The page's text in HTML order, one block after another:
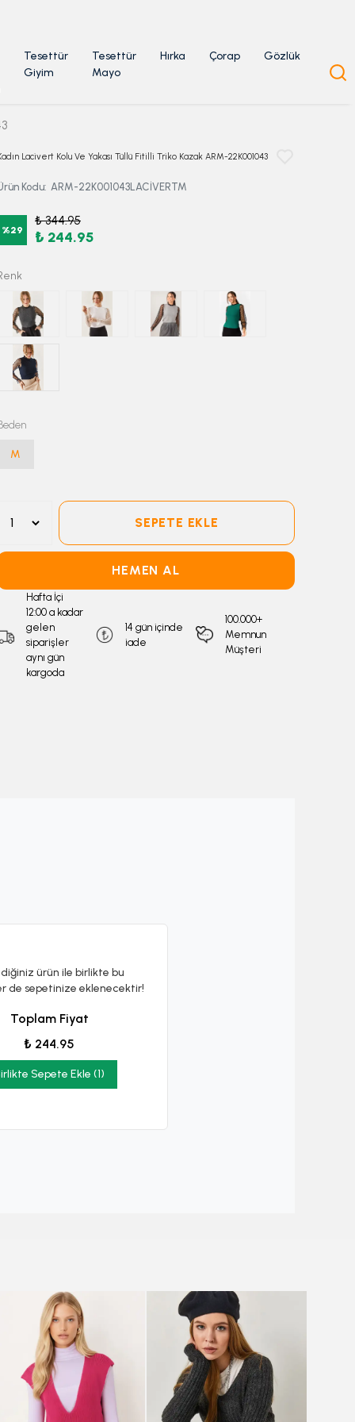
Tesettür
Giyim
Tesettür
Mayo
Hırka Çorap Gözlük
Lacivert Kolu Ve Yakası Tüllü Fitilli Triko Kazak ARM-22K001043
Kodu: ARM-22K001043LACİVERTM
%29
₺ 344.95
₺ 244.95
M
SEPETE EKLE
HEMEN AL
Hafta İçi
12:00 a kadar
gelen
siparişler
aynı gün
kargoda
14 gün içinde
iade
100.000+
Memnun
Müşteri
ürün ile birlikte bu
de sepetinize eklenecektir!
Toplam Fiyat
₺ 244.95
Sepete Ekle (1)